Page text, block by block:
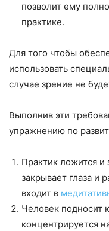
позволит ему
практике.
Для того чтобы
использовать
случае зрение не
Выполнив эти
упражнению по
Практик ложится
закрывает глаза и
входит в
Человек подносит
концентрируется